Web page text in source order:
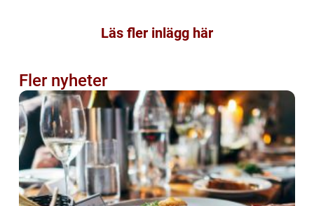
Läs fler inlägg här
Fler nyheter